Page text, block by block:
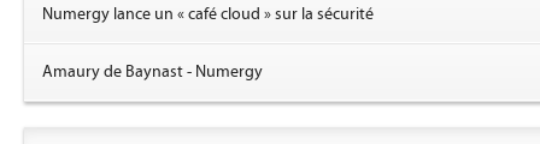
Numergy lance un « café cloud » sur la sécurité
Amaury de Baynast - Numergy